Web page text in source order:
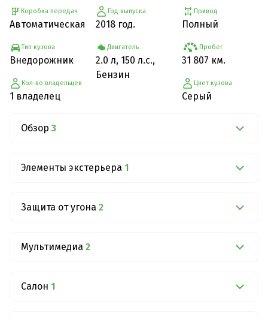
Коробка передач
Автоматическая
Тип кузова
Внедорожник
Кол-во владельцев
1 владелец
Год выпуска
2018 год.
Двигатель
2.0 л, 150 л.с.,
Бензин
Привод
Полный
Пробег
31 807 км.
Цвет кузова
Серый
Обзор 3
Элементы экстерьера 1
Защита от угона 2
Мультимедиа 2
Салон 1